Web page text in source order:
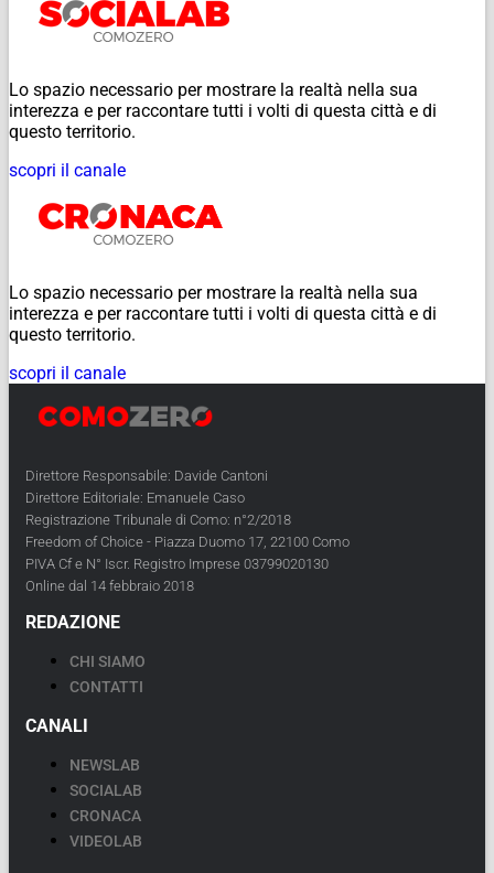
Lo spazio necessario per mostrare la realtà nella sua
interezza e per raccontare tutti i volti di questa città e di
questo territorio.
scopri il canale
Lo spazio necessario per mostrare la realtà nella sua
interezza e per raccontare tutti i volti di questa città e di
questo territorio.
scopri il canale
Direttore Responsabile: Davide Cantoni
Direttore Editoriale: Emanuele Caso
Registrazione Tribunale di Como: n°2/2018
Freedom of Choice - Piazza Duomo 17, 22100 Como
PIVA Cf e N° Iscr. Registro Imprese 03799020130
Online dal 14 febbraio 2018
REDAZIONE
CHI SIAMO
CONTATTI
CANALI
NEWSLAB
SOCIALAB
CRONACA
VIDEOLAB